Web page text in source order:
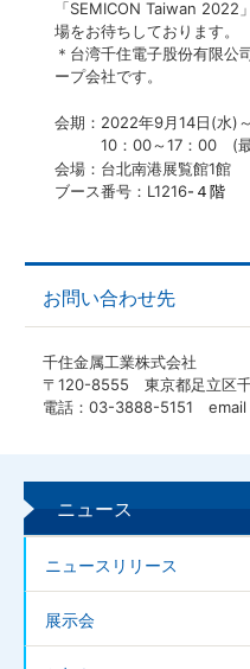
「SEMICON Taiwan 2022
場をお待ちしております。
＊台湾千住電子股份有限公
ープ会社です。
会期： 2022年9月14日(水)～
10 ： 00～17 ： 00 (
会場：台北南港展覧館1館
ブース番号：L1216- ４階
お問い合わせ先
千住金属工業株式会社
〒120-8555 東京都足立区
電話：03-3888-5151 email
ニュース
ニュースリリース
展示会